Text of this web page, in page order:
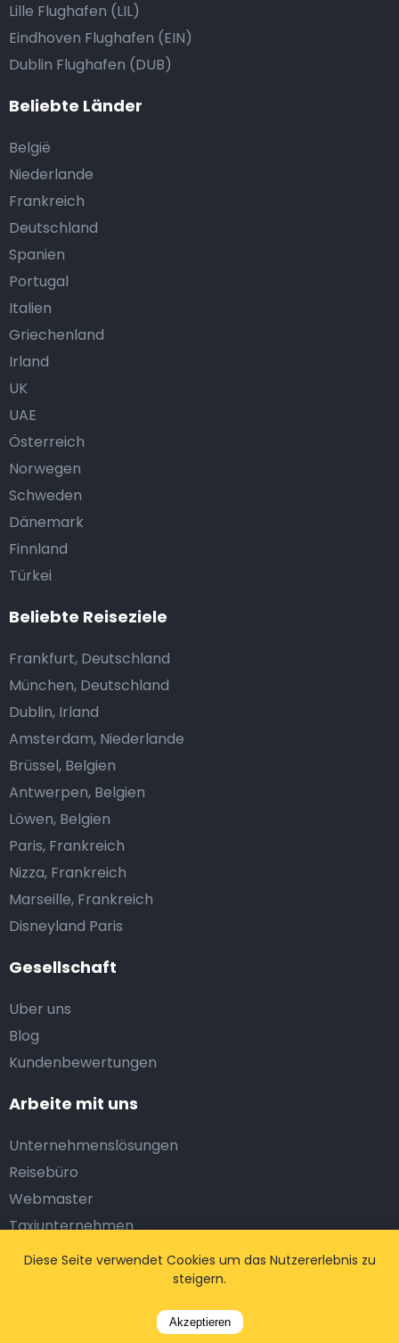
Gesellschaft
Uber uns
Blog
Kundenbewertungen
Arbeite mit uns
Unternehmenslösungen
Reisebüro
Webmaster
Taxiunternehmen
Legal
Bedingungen und Konditionen
Datenschutzbestimmungen
Lille Flughafen (LIL)
Eindhoven Flughafen (EIN)
Dublin Flughafen (DUB)
Beliebte Länder
België
Niederlande
Frankreich
Deutschland
Spanien
Portugal
Italien
Griechenland
Irland
UK
UAE
Österreich
Norwegen
Schweden
Dänemark
Finnland
Türkei
Beliebte Reiseziele
Frankfurt, Deutschland
München, Deutschland
Dublin, Irland
Amsterdam, Niederlande
Brüssel, Belgien
Antwerpen, Belgien
Löwen, Belgien
Paris, Frankreich
Nizza, Frankreich
Marseille, Frankreich
Disneyland Paris
Diese Seite verwendet Cookies um das Nutzererlebnis zu
steigern.
Akzeptieren